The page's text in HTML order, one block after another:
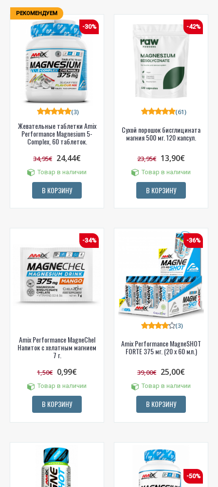
РЕКОМЕНДУЕМ
-30%
Жевательные таблетки Amix
Performance Magnesium 5-
Complex, 60 таблеток.
(3)
34,95€ 24,44€
Товар в наличии
В КОРЗИНУ
-42%
Сухой порошок бисглицината
магния 500 мг. 120 капсул.
(61)
23,95€ 13,90€
Товар в наличии
В КОРЗИНУ
-34%
Amix Performance MagneChel
Напиток с хелатным магнием
7 г.
1,50€ 0,99€
Товар в наличии
В КОРЗИНУ
-36%
Amix Performance MagneSHOT
FORTE 375 мг. (20 x 60 мл.)
(3)
39,00€ 25,00€
Товар в наличии
В КОРЗИНУ
-50%